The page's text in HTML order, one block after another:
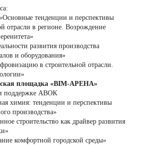
тенденции и перспективы
отрасли в регионе. Возрождение
развития производства
и оборудования»
в строительной отрасли.
площадка «BIM-АРЕНА»
поддержке АВОК
химия: тенденции и перспективы
производства»
строительство как драйвер развития
комфортной городской среды»